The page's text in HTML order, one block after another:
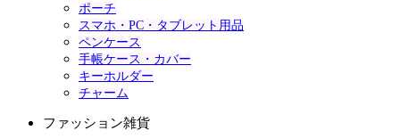
ポーチ
スマホ・PC・タブレット用品
ペンケース
手帳ケース・カバー
キーホルダー
チャーム
ファッション雑貨